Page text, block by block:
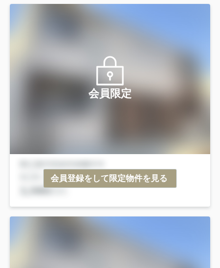
会員限定
会員登録をして限定物件を見る